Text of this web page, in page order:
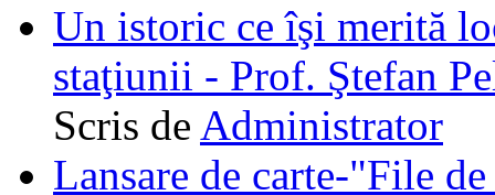
Un istoric ce îşi merită
staţiunii - Prof. Ştefan
Scris de Administrator
Lansare de carte-"File